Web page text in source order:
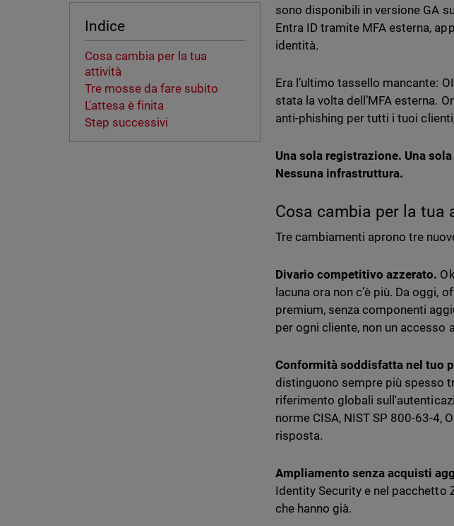
Indice
Cosa cambia per la tua
attività
Tre mosse da fare subito
L'attesa è finita
Step successivi
sono disponibili in versione GA
Entra ID tramite MFA esterna,
identità.
Era l’ultimo tassello mancante:
stata la volta dell’MFA esterna.
anti-phishing per tutti i tuoi
Una sola registrazione. Una
Nessuna infrastruttura.
Cosa cambia per la tua
Tre cambiamenti aprono tre
Divario competitivo azzerato.
lacuna ora non c’è più. Da oggi,
premium, senza componenti
per ogni cliente, non un
Conformità soddisfatta nel tuo
distinguono sempre più spesso
riferimento globali
norme CISA, NIST SP 800-63-4,
risposta.
Ampliamento senza acquisti
Identity Security e nel pacchetto
che hanno già.